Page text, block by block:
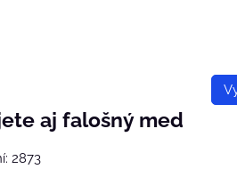
aj falošný med
2873